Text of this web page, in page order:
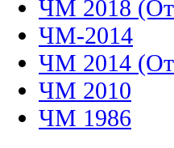
ЧМ 2018
ЧМ-2014
ЧМ 2014
ЧМ 2010
ЧМ 1986